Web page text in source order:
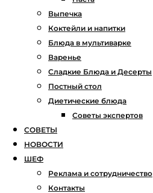
Выпечка
Коктейли и напитки
Блюда в мультиварке
Варенье
Сладкие Блюда и Десерты
Постный стол
Диетические блюда
Советы экспертов
СОВЕТЫ
НОВОСТИ
ШЕФ
Реклама и сотрудничество
Контакты